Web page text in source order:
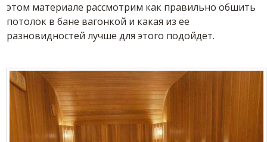
этом материале рассмотрим как правильно обшить
потолок в бане вагонкой и какая из ее
разновидностей лучше для этого подойдет.